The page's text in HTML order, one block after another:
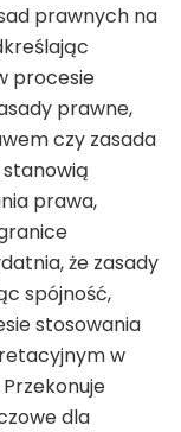
prawnych na
procesie
prawne,
czy zasada
stanowią
prawa,
że zasady
spójność,
stosowania
w
dla